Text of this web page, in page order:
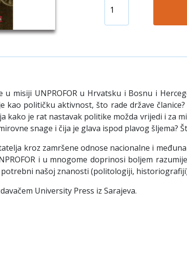
misiji UNPROFOR u Hrvatsku i Bosnu i
kao političku aktivnost, što rade države
kako je rat nastavak politike možda vrijedi i za
snage i čija je glava ispod plavog šljema?
kroz zamršene odnose nacionalne i
i u mnogome doprinosi boljem
našoj znanosti (politologiji,
University Press iz Sarajeva.